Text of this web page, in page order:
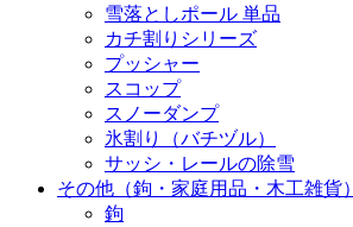
雪落としポール 単品
カチ割りシリーズ
プッシャー
スコップ
スノーダンプ
氷割り（バチヅル）
サッシ・レールの除雪
その他（鉤・家庭用品・木工雑貨）
鉤